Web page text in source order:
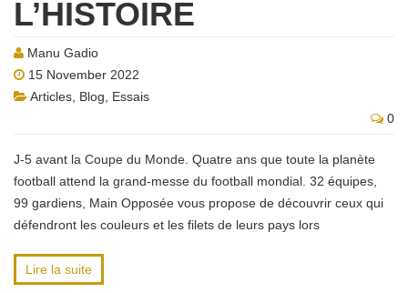
L’HISTOIRE
Manu Gadio
15 November 2022
Articles Blog
Essais
0
J-5 avant la Coupe du Monde. Quatre ans que toute la planète
football attend la grand-messe du football mondial. 32 équipes,
99 gardiens, Main Opposée vous propose de découvrir ceux qui
défendront les couleurs et les filets de leurs pays lors
Lire la suite